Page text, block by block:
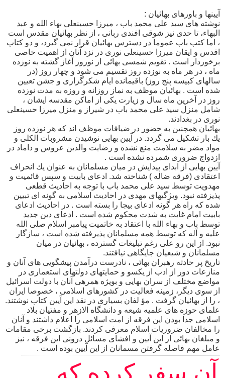
آيينها و باورهاى بهائيان :
نوشته هاى سيد على محمد باب ، ميرزا حسينعلى بهاء الله و عبد
البهاء، تا حدى نيز شوقى افندى ربانى ، از نظر بهائيان مقدس است
، اما كتب باب عموما در دسترس بهائيان قرار نمى گيرد، و دو كتاب
اقدس و ايقان ميرزا حسينعلى نورى در نزد آنان از اهميت خاصى
برخوردار است . تقويم شمسى بهائى از نوروز آغاز گشته به نوزده
ماه ، در هر ماه به نوزده روز تقسيم مى شود و چهار روز (در
سالهاى كبيسه پنج روز) باقيمانده ايام شكرگزارى و جشن تعيين
شده است . بهائيان موظف به نماز روزانه و روزه به مدت نوزده
روز در آخرين ماه سال و زيارت يكى از اماكن مقدسه ايشان ،
شامل منزل سيد على محمد باب در شيراز و منزل ميرزا حسينعلى
نورى در بغدادند.
بهائيان همچنين به حضور در ضيافات موظف اند كه هر نوزده روز
يك بار تشكيل مى گردد. در آيين بهايى نوشيدن مشروبات الكلى و
مواد مضر به سلامت منع نشده و رضايت والدين عروس و داماد در
ازدواج ضرورى شمرده نشده است .
آيين بهايى از ابداى پيدايش در ميان مسلمانان به عنوان يك انحراف
اعتقادى (فرقه ضاله ) شناخته شد. ادعاى بابيت و سپس قائميت و
مهدويت توسط سيد على محمد باب با توجه به احاديث قطعى
پذيزفته نبود. ويژگيهاى مهدى در احاديث اسلامى به گونه اى تبيين
شده كه راه هر گونه ادعاى بيجا را بسته است . در احاديث ادعاى
بابيت امام غايت به شدت محكوم شده است . ادعاى دين جديد
توسط باب و بهاء الله با اعتقاد به خاتميت پيامبر اسلام صلى الله
عليه و آله كه توسط همه مسلمانان پذيرفته شده است ، سازگار
نبود. از اين رو على رغم تبليغات گسترده ، بهائيان در ميان
مسلمانان و شيعيان جايگاهى نيافتند.
تاريخ پر حادثه رهبران بهائى ، نادرست درآمدن پيشگويى هاى آنان و
منازعات دور از ادب از يكسو و حمايتهاى دولتهاى استعمارى در
مواضع مختلف از سران بهايى و بويژه همرهى آنان با دولت اسرائيل
از سوى ديگر، زمينه فعاليت در كشورهاى اسلامى ، خصوصا ايران
، را از بهائيان گرفت . مؤ لفان بسيارى در نقد اين آيين كتاب نوشتند.
علماى حوزه هاى علميه شيعه و دانشگاه الازهر و مفتيان بلاد
اسلامى جدا بودن اين فرقه از امت اسلامى را اعلام داشتند و آنان
را مخالفان ضروريات اسلام معرفى كردند. بازگشت برخى مقامات
و مبلغان بهائى از اين آيين و افشاى مسائل درونى اين فرقه ، نيز
عامل مهم فاصله گرفتن مسمانان از اين آيين بوده است .
آن سفر کرده که